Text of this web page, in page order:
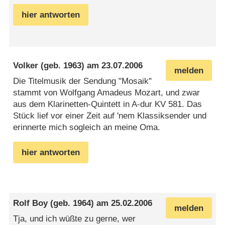
hier antworten
melden
Volker (geb. 1963) am23.07.2006
Die Titelmusik der Sendung "Mosaik"
stammt von Wolfgang Amadeus Mozart, und zwar
aus dem Klarinetten-Quintett in A-dur KV 581. Das
Stück lief vor einer Zeit auf 'nem Klassiksender und
erinnerte mich sogleich an meine Oma.
hier antworten
melden
Rolf Boy(geb. 1964) am25.02.2006
Tja, und ich wüßte zu gerne, wer